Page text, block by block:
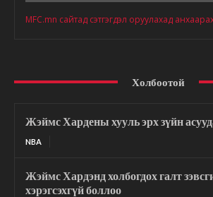
MFC.mn сайтад сэтгэгдэл оруулахад
Холбоотой
Жэймс Хардены хууль эрх зүйн
NBA
Жэймс Хардэнд холбогдох галт
хэрэгсэхгүй боллоо